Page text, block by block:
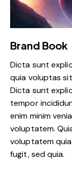
Brand Book
Dicta sunt
quia voluptas
Dicta sunt
tempor
enim minim
voluptatem.
voluptatem
fugit, sed quia.